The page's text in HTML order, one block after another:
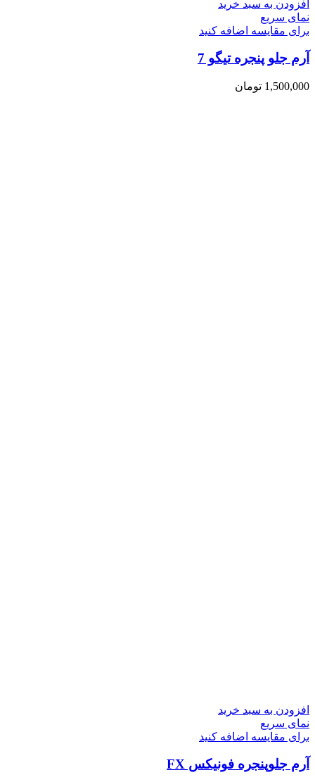
افزودن به سبد خرید
نمای سریع
برای مقایسه اضافه کنید
آرم جلو پنجره تیگو 7
1,500,000 تومان
افزودن به سبد خرید
نمای سریع
برای مقایسه اضافه کنید
آرم جلوپنجره فونیکس FX